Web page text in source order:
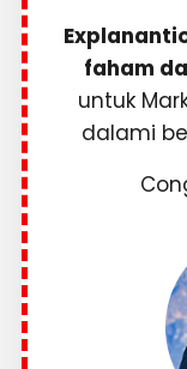
faham
untuk
dalami